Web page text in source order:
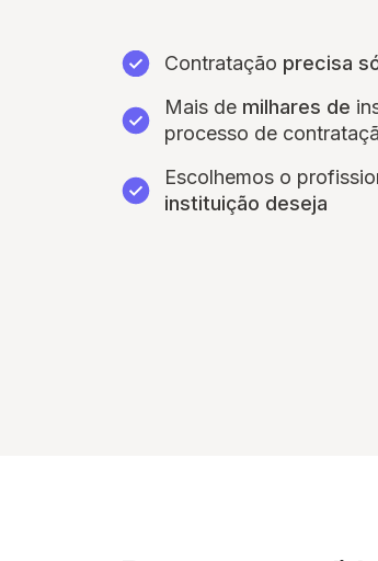
Contratação precisa
Mais de milhares de
processo de
Escolhemos o
instituição deseja